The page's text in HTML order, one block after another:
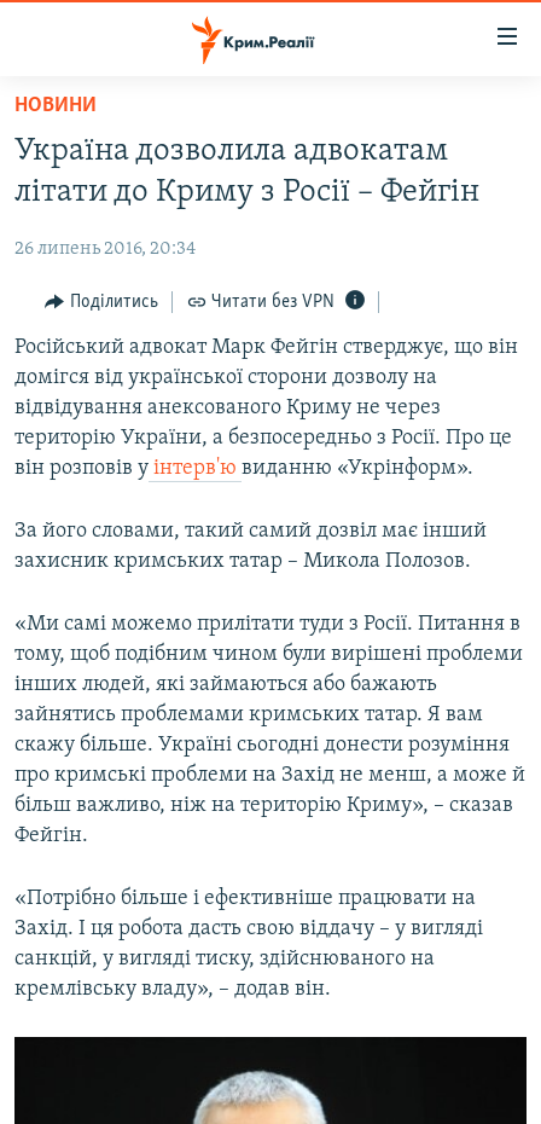
Перейти
основного
матеріалу
до
навігації
Перейти
до
пошуку
ВОДА.КРИМ
ПОЛІТИКА
БЛОГИ
ПОГЛЯД
ІНТЕРВ'Ю
ВСЕ ЗА ДЕНЬ
СПЕЦПРОЕКТИ
ДЕПОРТАЦІЯ
ВІДЕОУРОКИ «ELIFBE»
УКРАЇНСЬКА ПРОБЛЕМА КРИМУ
ІНФОГРАФІКА
ЯК ОБІЙТИ БЛОКУВАННЯ
Qırımtatar
ДОЛУЧАЙСЯ!
Усі сайти RFE/RL
НОВИНИ
Україна дозволила адвокатам
літати до Криму з Росії – Фейгін
26 липень 2016, 20:34
Поділитись Читати без VPN
Російський адвокат Марк Фейгін стверджує, що він
домігся від української сторони дозволу на
відвідування анексованого Криму не через
територію України, а безпосередньо з Росії. Про це
він розповів у інтерв'ю виданню «Укрінформ».
За його словами, такий самий дозвіл має інший
захисник кримських татар – Микола Полозов.
«Ми самі можемо прилітати туди з Росії. Питання в
тому, щоб подібним чином були вирішені проблеми
інших людей, які займаються або бажають
зайнятись проблемами кримських татар. Я вам
скажу більше. Україні сьогодні донести розуміння
про кримські проблеми на Захід не менш, а може й
більш важливо, ніж на територію Криму», – сказав
Фейгін.
«Потрібно більше і ефективніше працювати на
Захід. І ця робота дасть свою віддачу – у вигляді
санкцій, у вигляді тиску, здійснюваного на
кремлівську владу», – додав він.